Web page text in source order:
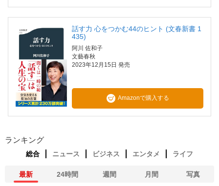
話す力 心をつかむ44のヒント (文春新書 1
435)
阿川 佐和子
文藝春秋
2023年12月15日 発売
Amazonで購入する
ランキング
総合 ニュース ビジネス エンタメ ライフ
最新 24時間 週間 月間 写真